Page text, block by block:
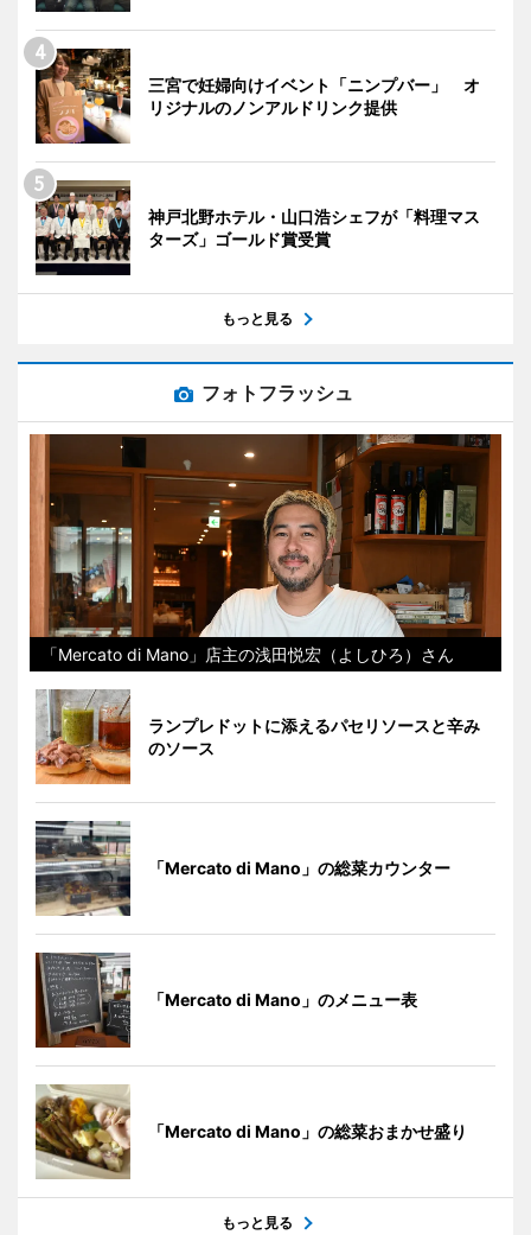
三宮で妊婦向けイベント「ニンプバー」 オ
リジナルのノンアルドリンク提供
神戸北野ホテル・山口浩シェフが「料理マス
ターズ」ゴールド賞受賞
もっと見る
フォトフラッシュ
「Mercato di Mano」店主の浅田悦宏（よしひろ）さん
ランプレドットに添えるパセリソースと辛み
のソース
「Mercato di Mano」の総菜カウンター
「Mercato di Mano」のメニュー表
「Mercato di Mano」の総菜おまかせ盛り
もっと見る